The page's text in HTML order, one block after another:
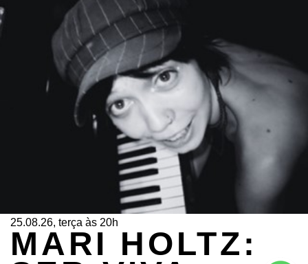
25.08.26, terça às 20h
MARI HOLTZ: